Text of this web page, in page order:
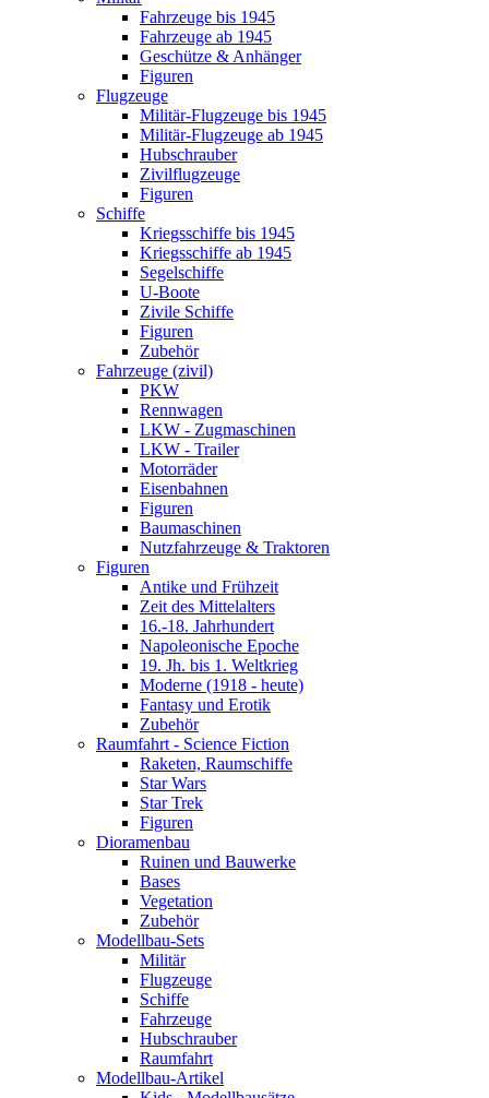
Fahrzeuge bis 1945
Fahrzeuge ab 1945
Geschütze & Anhänger
Figuren
Flugzeuge
Militär-Flugzeuge bis 1945
Militär-Flugzeuge ab 1945
Hubschrauber
Zivilflugzeuge
Figuren
Schiffe
Kriegsschiffe bis 1945
Kriegsschiffe ab 1945
Segelschiffe
U-Boote
Zivile Schiffe
Figuren
Zubehör
Fahrzeuge (zivil)
PKW
Rennwagen
LKW - Zugmaschinen
LKW - Trailer
Motorräder
Eisenbahnen
Figuren
Baumaschinen
Nutzfahrzeuge & Traktoren
Figuren
Antike und Frühzeit
Zeit des Mittelalters
16.-18. Jahrhundert
Napoleonische Epoche
19. Jh. bis 1. Weltkrieg
Moderne (1918 - heute)
Fantasy und Erotik
Zubehör
Raumfahrt - Science Fiction
Raketen, Raumschiffe
Star Wars
Star Trek
Figuren
Dioramenbau
Ruinen und Bauwerke
Bases
Vegetation
Zubehör
Modellbau-Sets
Militär
Flugzeuge
Schiffe
Fahrzeuge
Hubschrauber
Raumfahrt
Modellbau-Artikel